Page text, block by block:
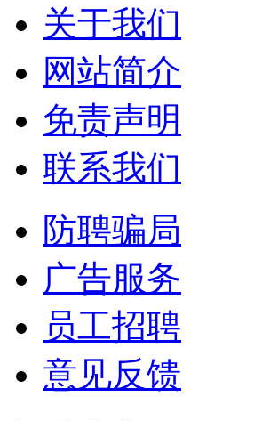
关于我们
网站简介
免责声明
联系我们
防聘骗局
广告服务
员工招聘
意见反馈